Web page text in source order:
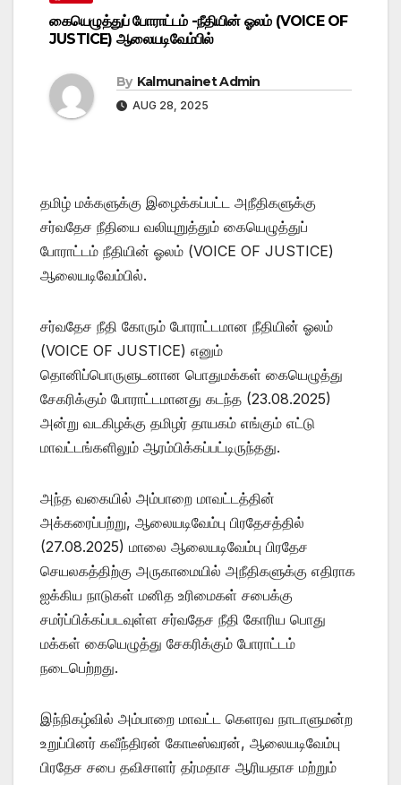
கையெழுத்துப் போராட்டம் -நீதியின் ஓலம் (VOICE OF
JUSTICE) ஆலையடிவேம்பில்
By Kalmunainet Admin
AUG 28, 2025
தமிழ் மக்களுக்கு இழைக்கப்பட்ட அநீதிகளுக்கு
சர்வதேச நீதியை வலியுறுத்தும் கையெழுத்துப்
போராட்டம் நீதியின் ஓலம் (VOICE OF JUSTICE)
ஆலையடிவேம்பில்.
சர்வதேச நீதி கோரும் போராட்டமான நீதியின் ஓலம்
(VOICE OF JUSTICE) எனும்
தொனிப்பொருளுடனான பொதுமக்கள் கையெழுத்து
சேகரிக்கும் போராட்டமானது கடந்த (23.08.2025)
அன்று வடகிழக்கு தமிழர் தாயகம் எங்கும் எட்டு
மாவட்டங்களிலும் ஆரம்பிக்கப்பட்டிருந்தது.
அந்த வகையில் அம்பாறை மாவட்டத்தின்
அக்கரைப்பற்று, ஆலையடிவேம்பு பிரதேசத்தில்
(27.08.2025) மாலை ஆலையடிவேம்பு பிரதேச
செயலகத்திற்கு அருகாமையில் அநீதிகளுக்கு எதிராக
ஐக்கிய நாடுகள் மனித உரிமைகள் சபைக்கு
சமர்ப்பிக்கப்படவுள்ள சர்வதேச நீதி கோரிய பொது
மக்கள் கையெழுத்து சேகரிக்கும் போராட்டம்
நடைபெற்றது.
இந்நிகழ்வில் அம்பாறை மாவட்ட கெளரவ நாடாளுமன்ற
உறுப்பினர் கவீந்திரன் கோடீஸ்வரன், ஆலையடிவேம்பு
பிரதேச சபை தவிசாளர் தர்மதாச ஆரியதாச மற்றும்